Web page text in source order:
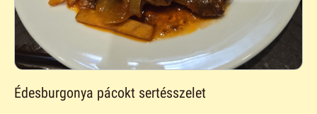
Édesburgonya pácokt sertésszelet